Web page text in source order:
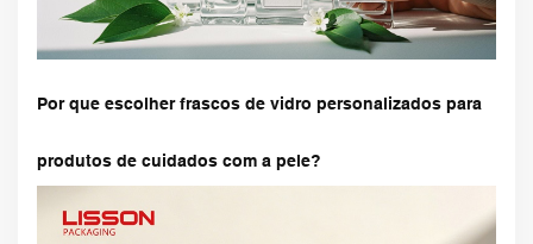
Por que escolher frascos de vidro personalizados para
produtos de cuidados com a pele?